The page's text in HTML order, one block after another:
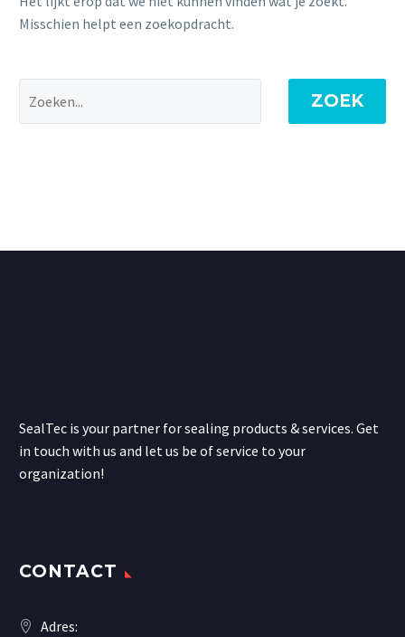
Misschien helpt een zoekopdracht.
ZOEK
SealTec is your partner for sealing products & services. Get
in touch with us and let us be of service to your
organization!
CONTACT
Adres: